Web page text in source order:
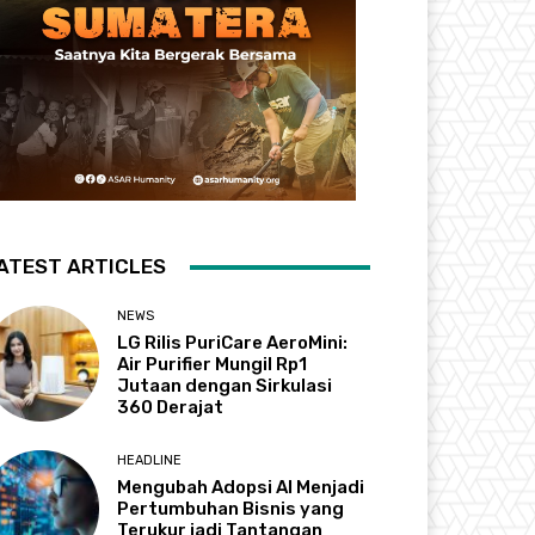
ARTICLES
NEWS
LG Rilis PuriCare AeroMini:
Air Purifier Mungil Rp1
Jutaan dengan Sirkulasi
360 Derajat
HEADLINE
Mengubah Adopsi AI Menjadi
Pertumbuhan Bisnis yang